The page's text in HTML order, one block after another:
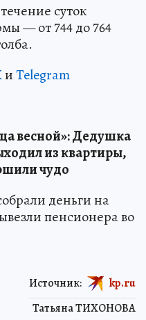
суток
— от 744 до 764
иTelegram
весной»: Дедушка
из квартиры,
чудо
деньги на
пенсионера во
Татьяна ТИХОНОВА
Источник: kp.ru